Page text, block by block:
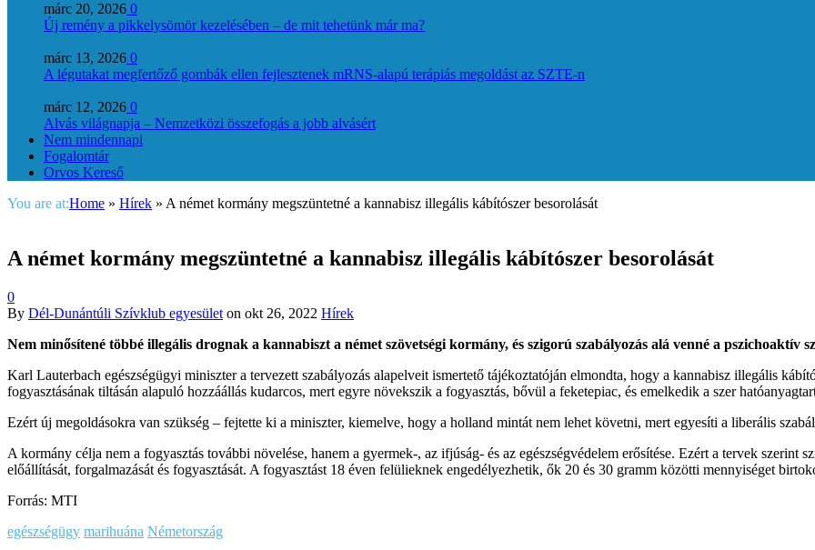
márc 20, 2026 0
Új remény a pikkelysömör kezelésében – de mit tehetünk már ma?
márc 13, 2026 0
A légutakat megfertőző gombák ellen fejlesztenek mRNS-alapú terápiás megoldást az SZTE-n
márc 12, 2026 0
Alvás világnapja – Nemzetközi összefogás a jobb alvásért
Nem mindennapi
Fogalomtár
Orvos Kereső
You are at:Home » Hírek » A német kormány megszüntetné a kannabisz illegális kábítószer besorolását
A német kormány megszüntetné a kannabisz illegális kábítószer besorolását
0
By Dél-Dunántúli Szívklub egyesület on okt 26, 2022 Hírek
Nem minősítené többé illegális drognak a kannabiszt a német szövetségi kormány, és szigorú szabályozás alá venné a pszichoaktív
Karl Lauterbach egészségügyi miniszter a tervezett szabályozás alapelveit ismertető tájékoztatóján elmondta, hogy a kannabisz illegális
fogyasztásának tiltásán alapuló hozzáállás kudarcos, mert egyre növekszik a fogyasztás, bővül a feketepiac, és emelkedik a szer
Ezért új megoldásokra van szükség – fejtette ki a miniszter, kiemelve, hogy a holland mintát nem lehet követni, mert egyesíti a liberális
A kormány célja nem a fogyasztás további növelése, hanem a gyermek-, az ifjúság- és az egészségvédelem erősítése. Ezért a tervek szerint
előállítását, forgalmazását és fogyasztását. A fogyasztást 18 éven felülieknek engedélyezhetik, ők 20 és 30 gramm közötti mennyiséget
Forrás: MTI
egészségügy marihuána Németország